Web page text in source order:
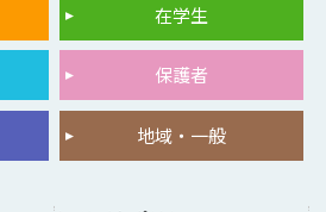
在学生
保護者
地域・一般